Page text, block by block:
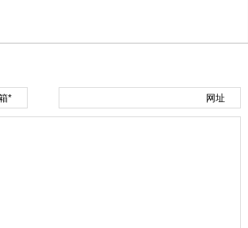
* 网址